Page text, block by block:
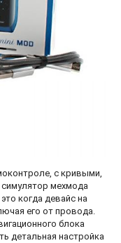
с кривыми,
симулятор мехмода
когда девайс на
его от провода.
блока
детальная настройка